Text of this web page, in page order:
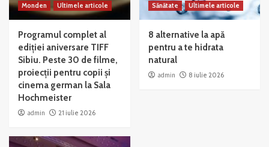
Monden Ultimele articole
Programul complet al
ediției aniversare TIFF
Sibiu. Peste 30 de filme,
proiecții pentru copii și
cinema german la Sala
Hochmeister
admin 21 iulie 2026
Sănătate Ultimele articole
8 alternative la apă
pentru a te hidrata
natural
admin 8 iulie 2026